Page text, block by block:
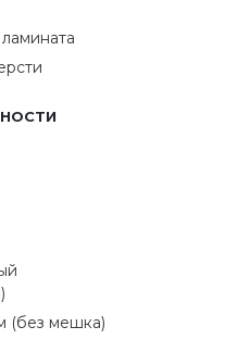
(без мешка)